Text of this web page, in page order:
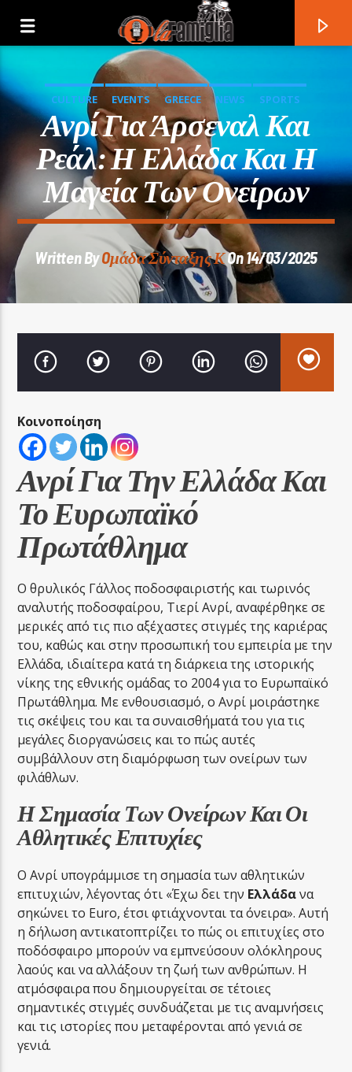
LA FAMIGLIA RADIO
LA FAMIGLIA ΝΗΣΙΩΤΙΚΑ
CULTURE EVENTS GREECE NEWS SPORTS
Ανρί Για Άρσεναλ Και
Ρεάλ: Η Ελλάδα Και Η
Μαγεία Των Ονείρων
Written ByOμάδα Σύνταξης ΚOn 14/03/2025
Κοινοποίηση
Ανρί Για Την Ελλάδα Και
Το Ευρωπαϊκό
Πρωτάθλημα
Ο θρυλικός Γάλλος ποδοσφαιριστής και τωρινός
αναλυτής ποδοσφαίρου, Τιερί Ανρί, αναφέρθηκε σε
μερικές από τις πιο αξέχαστες στιγμές της καριέρας
του, καθώς και στην προσωπική του εμπειρία με την
Ελλάδα, ιδιαίτερα κατά τη διάρκεια της ιστορικής
νίκης της εθνικής ομάδας το 2004 για το Ευρωπαϊκό
Πρωτάθλημα. Με ενθουσιασμό, ο Ανρί μοιράστηκε
τις σκέψεις του και τα συναισθήματά του για τις
μεγάλες διοργανώσεις και το πώς αυτές
συμβάλλουν στη διαμόρφωση των ονείρων των
φιλάθλων.
Η Σημασία Των Ονείρων Και Οι
Αθλητικές Επιτυχίες
Ο Ανρί υπογράμμισε τη σημασία των αθλητικών
επιτυχιών, λέγοντας ότι «Έχω δει την Ελλάδανα
σηκώνει το Euro, έτσι φτιάχνονται τα όνειρα». Αυτή
η δήλωση αντικατοπτρίζει το πώς οι επιτυχίες στο
ποδόσφαιρο μπορούν να εμπνεύσουν ολόκληρους
λαούς και να αλλάξουν τη ζωή των ανθρώπων. Η
ατμόσφαιρα που δημιουργείται σε τέτοιες
σημαντικές στιγμές συνδυάζεται με τις αναμνήσεις
και τις ιστορίες που μεταφέρονται από γενιά σε
γενιά.